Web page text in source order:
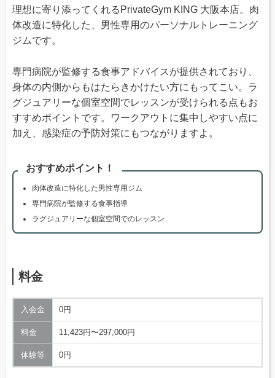
理想に寄り添ってくれるPrivateGym KING 大阪本店。肉
体改造に特化した、男性専用のパーソナルトレーニング
ジムです。
専門病院が監修する食事アドバイスが提供されており、
身体の内側からもはたらきかけたい方にもってこい。ラ
グジュアリーな個室空間でレッスンが受けられる点もお
すすめポイントです。ワークアウトに集中しやすい点に
加え、感染症の予防対策にもつながりますよ。
おすすめポイント！
肉体改造に特化した男性専用ジム
専門病院が監修する食事指導
ラグジュアリーな個室空間でのレッスン
料金
入会金 0円
料金 11,423円〜297,000円
体験等 0円